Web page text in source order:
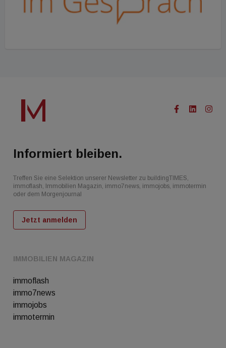
IMMOBILIEN MAGAZIN
immoflash
immo7news
immojobs
immotermin
Informiert bleiben.
Treffen Sie eine Selektion unserer Newsletter zu buildingTIMES,
immoflash, Immobilien Magazin, immo7news, immojobs, immotermin
oder dem Morgenjournal
Jetzt anmelden